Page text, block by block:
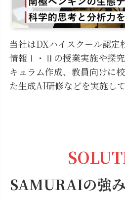
当社はDXハイスクール認定
情報Ⅰ・Ⅱの授業実施や探究
キュラム作成、教員向けに
た生成AI研修などを実施し
SAMURAIの強